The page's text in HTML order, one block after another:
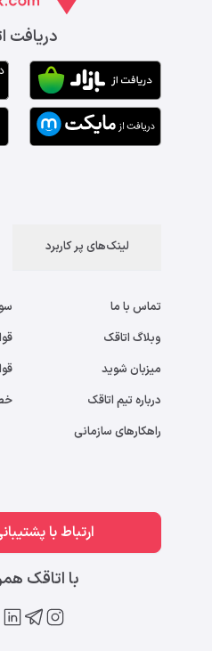
دریافت
لینک‌های پر کاربرد
تماس با ما
وبلاگ اتاقک
میزبان شوید
درباره تیم اتاقک
راهکارهای سازمانی
ارتباط با پشتیبانی
با اتاقک